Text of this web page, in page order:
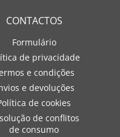
CONTACTOS
Formulário
de privacidade
e condições
e devoluções
de cookies
de conflitos
de consumo